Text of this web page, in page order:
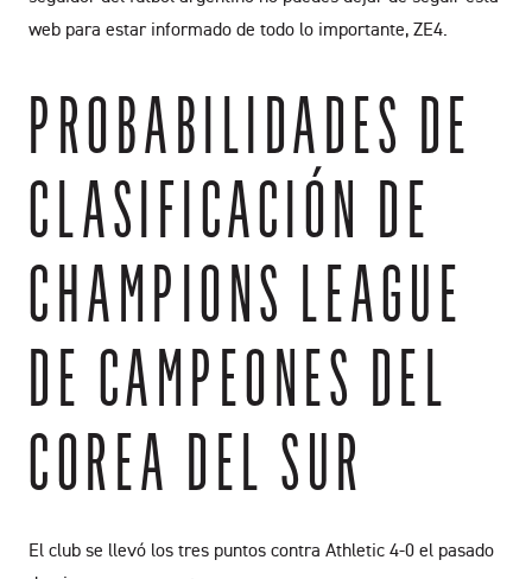
web para estar informado de todo lo importante, ZE4.
PROBABILIDADES DE
CLASIFICACIÓN DE
CHAMPIONS LEAGUE
DE CAMPEONES DEL
COREA DEL SUR
El club se llevó los tres puntos contra Athletic 4-0 el pasado